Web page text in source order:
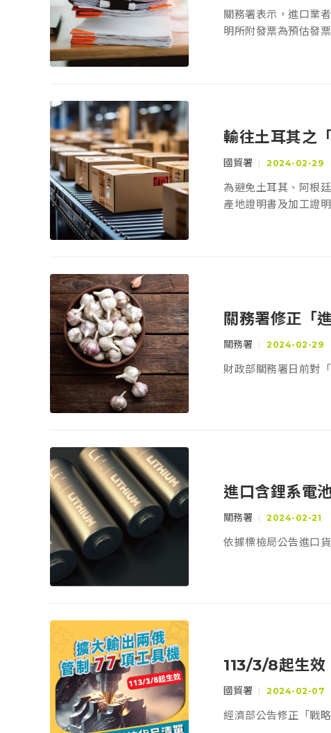
關務署表示，進口業
明所附發票為預估發
輸往土耳其之
輪胎圈」申請
國貿署 2024-02-29
為避免土耳其、阿根
產地證明書及加工證
關務署修正「
關務署 2024-02-29
財政部關務署日前對
進口含鋰系電
關務署 2024-02-21
依據標檢局公告進口
113/3/8起生效
國貿署 2024-02-07
經濟部公告修正「戰